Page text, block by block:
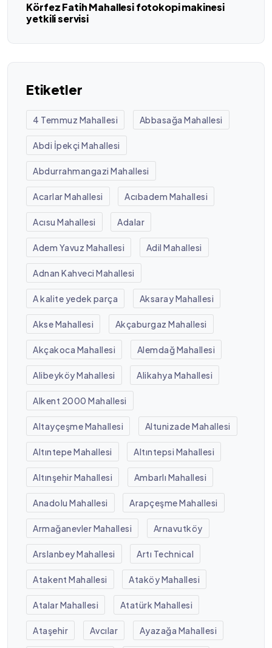
Körfez Fatih Mahallesi fotokopi makinesi
yetkili servisi
Etiketler
4 Temmuz Mahallesi Abbasağa Mahallesi
Abdi İpekçi Mahallesi
Abdurrahmangazi Mahallesi
Acarlar Mahallesi Acıbadem Mahallesi
Acısu Mahallesi Adalar
Adem Yavuz Mahallesi Adil Mahallesi
Adnan Kahveci Mahallesi
A kalite yedek parça Aksaray Mahallesi
Akse Mahallesi Akçaburgaz Mahallesi
Akçakoca Mahallesi Alemdağ Mahallesi
Alibeyköy Mahallesi Alikahya Mahallesi
Alkent 2000 Mahallesi
Altayçeşme Mahallesi Altunizade Mahallesi
Altıntepe Mahallesi Altıntepsi Mahallesi
Altınşehir Mahallesi Ambarlı Mahallesi
Anadolu Mahallesi Arapçeşme Mahallesi
Armağanevler Mahallesi Arnavutköy
Arslanbey Mahallesi Artı Technical
Atakent Mahallesi Ataköy Mahallesi
Atalar Mahallesi Atatürk Mahallesi
Ataşehir Avcılar Ayazağa Mahallesi